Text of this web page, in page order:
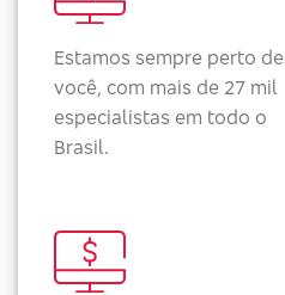
Estamos sempre perto de
você, com mais de 27 mil
especialistas em todo o
Brasil.